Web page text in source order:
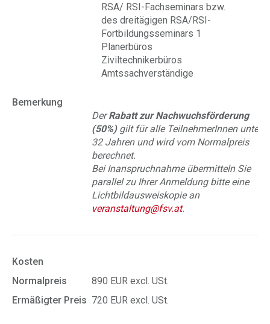
RSA/ RSI-Fachseminars bzw.
des dreitägigen RSA/RSI-
Fortbildungsseminars 1
Planerbüros
Ziviltechnikerbüros
Amtssachverständige
Bemerkung
DerRabatt zur Nachwuchsförderung
(50%)gilt für alle TeilnehmerInnen unter
32 Jahren und wird vom Normalpreis
berechnet.
Bei Inanspruchnahme übermitteln Sie
parallel zu Ihrer Anmeldung bitte eine
Lichtbildausweiskopie an
veranstaltung@fsv.at.
Kosten
Normalpreis
890 EUR excl. USt.
Ermäßigter Preis 720 EUR excl. USt.